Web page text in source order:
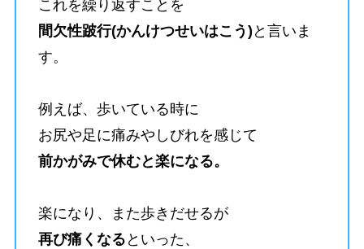
これを繰り返すことを
間欠性跛行(かんけつせいはこう) と言いま
す。
例えば、歩いている時に
お尻や足に痛みやしびれを感じて
前かがみで休むと楽になる。
楽になり、また歩きだせるが
再び痛くなる といった、